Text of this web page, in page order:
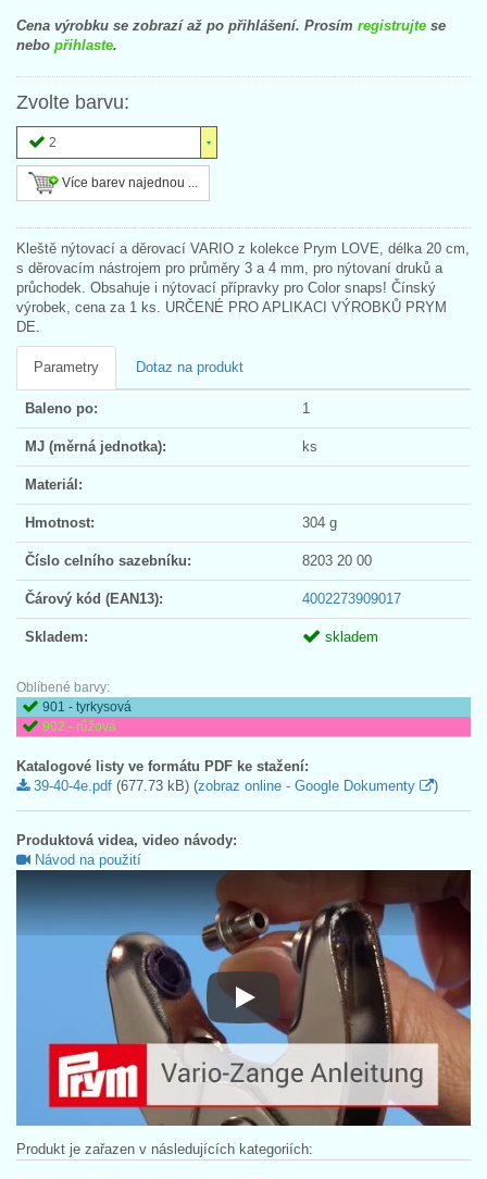
Cena výrobku se zobrazí až po přihlášení. Prosím registrujte se
nebo přihlaste.
Zvolte barvu:
2
Více barev najednou ...
Kleště nýtovací a děrovací VARIO z kolekce Prym LOVE, délka 20 cm,
s děrovacím nástrojem pro průměry 3 a 4 mm, pro nýtovaní druků a
průchodek. Obsahuje i nýtovací přípravky pro Color snaps! Čínský
výrobek, cena za 1 ks. URČENÉ PRO APLIKACI VÝROBKŮ PRYM
DE.
Parametry Dotaz na produkt
Baleno po: 1
MJ (měrná jednotka): ks
Materiál:
Hmotnost: 304 g
Číslo celního sazebníku: 8203 20 00
Čárový kód (EAN13): 4002273909017
Skladem: skladem
Oblíbené barvy:
901 - tyrkysová
902 - růžová
Katalogové listy ve formátu PDF ke stažení:
39-40-4e.pdf (677.73 kB) (zobraz online - Google Dokumenty )
Produktová videa, video návody:
Návod na použití
Návod na použití
Produkt je zařazen v následujících kategoriích: